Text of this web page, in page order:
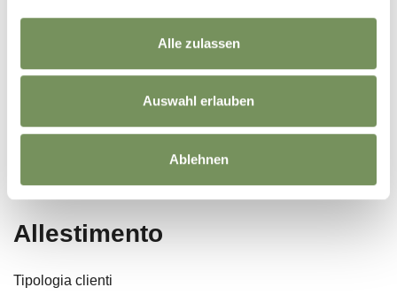
Alle zulassen
Auswahl erlauben
Ablehnen